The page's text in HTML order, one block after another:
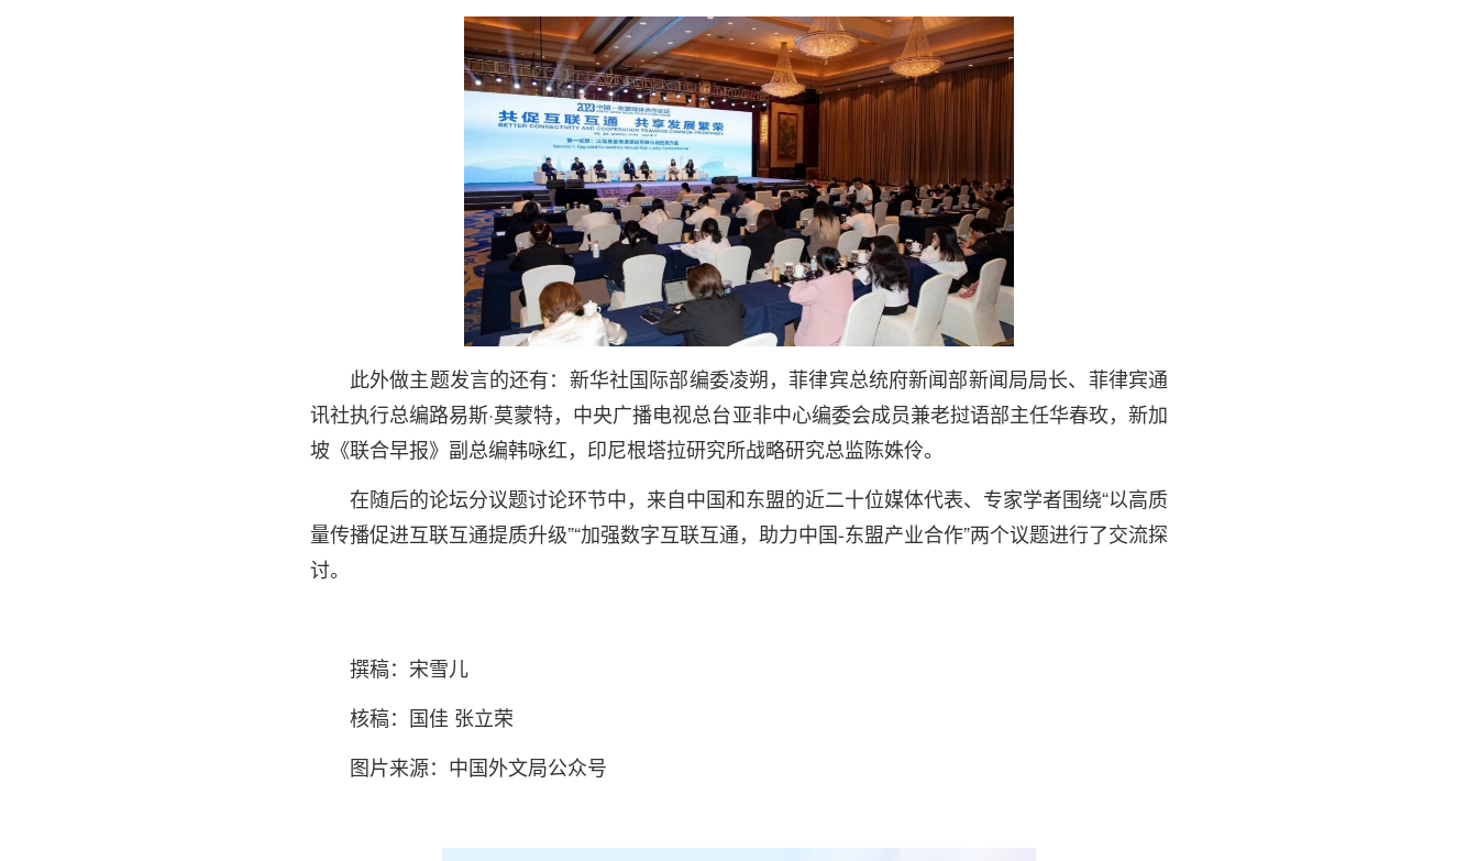
此外做主题发言的还有：新华社国际部编委凌朔，菲律宾总统府新闻部新闻局局长、菲律宾通
讯社执行总编路易斯·莫蒙特，中央广播电视总台亚非中心编委会成员兼老挝语部主任华春玫，新加
坡《联合早报》副总编韩咏红，印尼根塔拉研究所战略研究总监陈姝伶。
在随后的论坛分议题讨论环节中，来自中国和东盟的近二十位媒体代表、专家学者围绕“以高质
量传播促进互联互通提质升级”“加强数字互联互通，助力中国-东盟产业合作”两个议题进行了交流探
讨。
撰稿：宋雪儿
核稿：国佳 张立荣
图片来源：中国外文局公众号